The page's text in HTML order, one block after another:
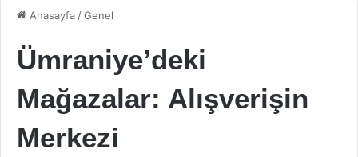
Anasayfa /Genel
Ümraniye’deki
Mağazalar: Alışverişin
Merkezi